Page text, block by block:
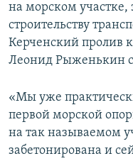
на морском участке,
строительству
Керченский пролив
Леонид Рыженькин
«Мы уже
первой морской
на так называемом
забетонирована и